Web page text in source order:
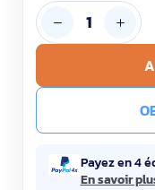
Payez en 4
En savoir